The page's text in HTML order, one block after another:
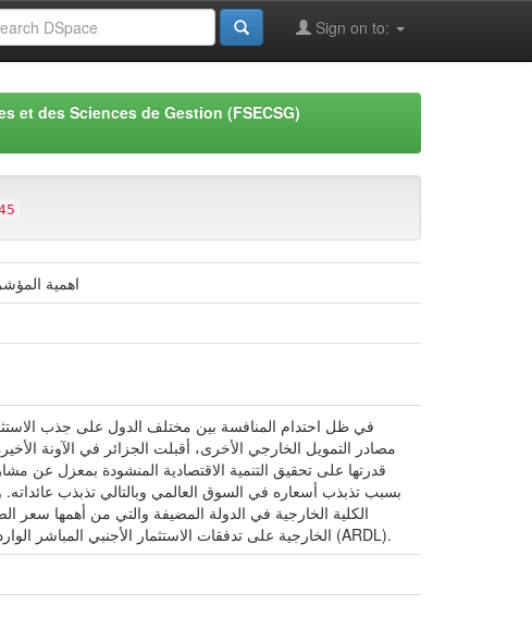
Sign on to:
et des Sciences de Gestion (FSECSG)
اهمية
في ظل احتدام المنافسة بين مختلف الدول على جذب
مصادر التمويل الخارجي الأخرى، أقبلت الجزائر في الآونة
قدرتها على تحقيق التنمية الاقتصادية المنشودة بمعزل عن
بسبب تذبذب أسعاره في السوق العالمي وبالتالي تذبذب
الكلية الخارجية في الدولة المضيفة والتي من أهمها سعر
الخارجية على تدفقات الاستثمار الأجنبي المباشر الواردة إلى الجزائر خلال الفترة (1991-2016) بالتحليل والقياس باستخدام اختبار التكامل المشترك باستعمال منهج الحدود (ARDL).